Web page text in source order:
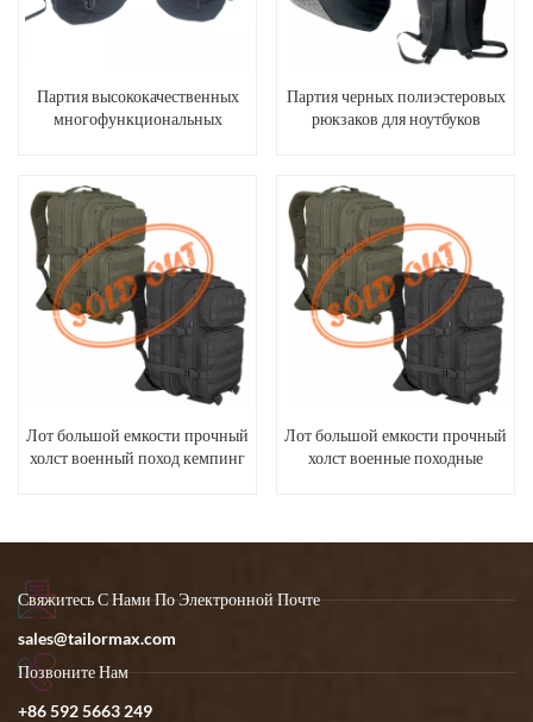
Партия высококачественных
многофункциональных
Партия черных полиэстеровых
рюкзаков для ноутбуков
Лот большой емкости прочный
холст военный поход кемпинг
Лот большой емкости прочный
холст военные походные
Свяжитесь С Нами По Электронной Почте
sales@tailormax.com
Позвоните Нам
+86 592 5663 249